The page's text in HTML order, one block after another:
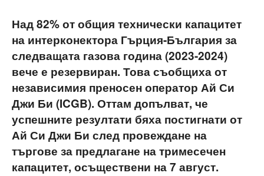
Над 82% от общия технически капацитет
на интерконектора Гърция-България за
следващата газова година (2023-2024)
вече е резервиран. Това съобщиха от
независимия преносен оператор Ай Си
Джи Би (ICGB). Оттам допълват, че
успешните резултати бяха постигнати от
Ай Си Джи Би след провеждане на
търгове за предлагане на тримесечен
капацитет, осъществени на 7 август.